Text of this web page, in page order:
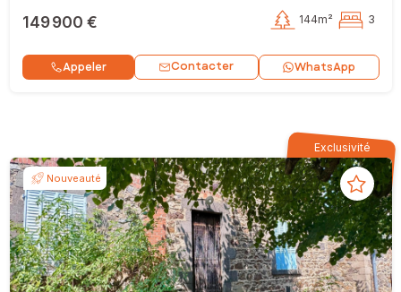
149 900 € 144m² 3
Appeler Contacter WhatsApp
Exclusivité
Nouveauté